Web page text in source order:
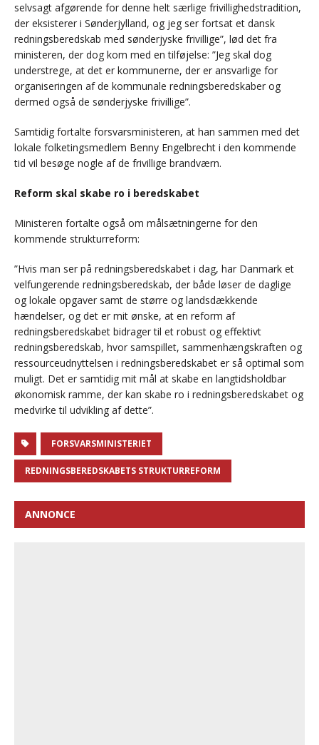
selvsagt afgørende for denne helt særlige frivillighedstradition,
der eksisterer i Sønderjylland, og jeg ser fortsat et dansk
redningsberedskab med sønderjyske frivillige”, lød det fra
ministeren, der dog kom med en tilføjelse: ”Jeg skal dog
understrege, at det er kommunerne, der er ansvarlige for
organiseringen af de kommunale redningsberedskaber og
dermed også de sønderjyske frivillige”.
Samtidig fortalte forsvarsministeren, at han sammen med det
lokale folketingsmedlem Benny Engelbrecht i den kommende
tid vil besøge nogle af de frivillige brandværn.
Reform skal skabe ro i beredskabet
Ministeren fortalte også om målsætningerne for den
kommende strukturreform:
”Hvis man ser på redningsberedskabet i dag, har Danmark et
velfungerende redningsberedskab, der både løser de daglige
og lokale opgaver samt de større og landsdækkende
hændelser, og det er mit ønske, at en reform af
redningsberedskabet bidrager til et robust og effektivt
redningsberedskab, hvor samspillet, sammenhængskraften og
ressourceudnyttelsen i redningsberedskabet er så optimal som
muligt. Det er samtidig mit mål at skabe en langtidsholdbar
økonomisk ramme, der kan skabe ro i redningsberedskabet og
medvirke til udvikling af dette”.
FORSVARSMINISTERIET
REDNINGSBEREDSKABETS STRUKTURREFORM
ANNONCE